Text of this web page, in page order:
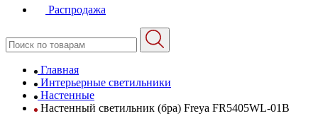
Распродажа
Главная
Интерьерные светильники
Настенные
Настенный светильник (бра) Freya FR5405WL-01B